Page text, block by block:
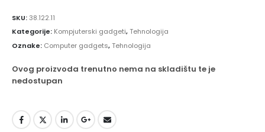
SKU:38.122.11
Kategorije: Kompjuterski gadgeti,Tehnologija
Oznake: Computer gadgets,Tehnologija
Ovog proizvoda trenutno nema na skladištu te je
nedostupan